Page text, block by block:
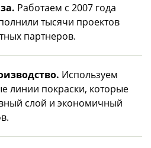
Работаем с 2007 года
тысячи проектов
партнеров.
Используем
линии покраски, которые
слой и экономичный